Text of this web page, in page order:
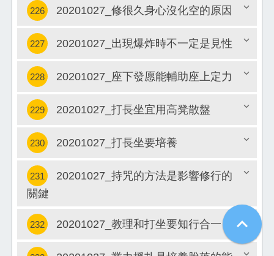
關閉
226 20201027_修很久身心沒化空的原因
關閉
227 20201027_出現爆炸時不一定是見性
關閉
228 20201027_座下發愿能輔助座上定力
關閉
229 20201027_打長坐宜用高凳散盤
關閉
230 20201027_打長坐要培養
231
20201027_持咒的方法是影響修行的
關鍵
232 20201027_教理和打坐要知行合一 